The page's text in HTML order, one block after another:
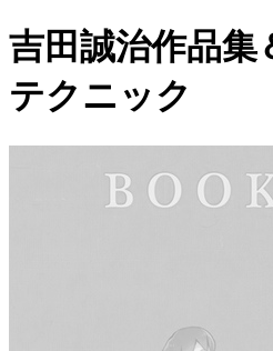
吉田誠治作品集
テクニック